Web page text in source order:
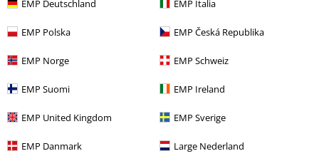
EMP Deutschland EMP Italia
EMP Polska EMP Česká Republika
EMP Norge EMP Schweiz
EMP Suomi EMP Ireland
EMP United Kingdom EMP Sverige
EMP Danmark Large Nederland
Quarantième: Live à Paris
Limitovaná luxusní edice